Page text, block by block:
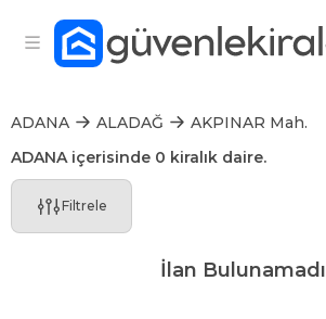
ADANA ALADAĞ
AKPINAR Mah.
ADANA içerisinde 0 kiralık daire.
Filtrele
İlan Bulunamadı